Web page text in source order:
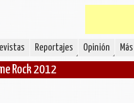
Reportajes Opinión Más
Rock 2012